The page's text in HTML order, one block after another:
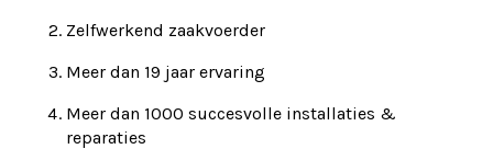
Zelfwerkend zaakvoerder
Meer dan 19 jaar ervaring
Meer dan 1000 succesvolle installaties &
reparaties